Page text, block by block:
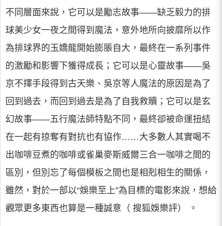
不同層面來說，它可以是勵志故事——缺乏毅力的排
球美少女一夜之間得到魔法，意外地所向披靡所以作
為排球界的玉嬌龍開始膨脹自大，最終在一系列事件
的激勵和影響下獲得成長；它可以是心靈故事——吳
京不擇手段得到古天樂、吳京等人魔法的原因是為了
回到過去，而回到過去是為了自我救贖；它可以是玄
幻故事——五行魔法師特點不同，最終卻被命運扭結
在一起有掠奪有對抗也有協作……大多數人其實喝不
出咖啡豆煮的咖啡或雀巢麥斯威爾三合一咖啡之間的
區別，但別忘了每個模板之間也是相剋相生的關係，
雖然，對於一部以“娛樂至上”為目標的電影來說，想給
觀眾更多東西也算是一種誠意（ 搜狐娛樂評） 。